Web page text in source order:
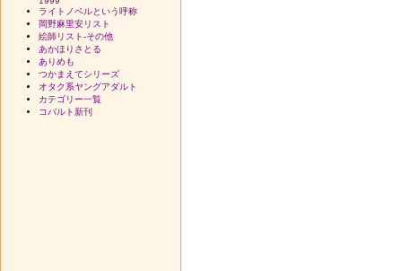
ライトノベルという呼称
岡野麻里安リスト
絵師リスト-その他
あかほりさとる
ありめも
つかまえてシリーズ
オタク系ヤングアダルト
カテゴリー一覧
コバルト新刊